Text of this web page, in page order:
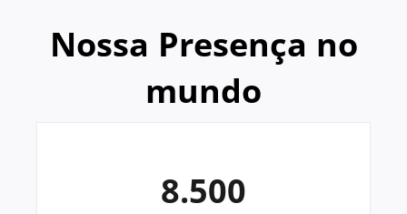
Nossa Presença no
mundo
8.500